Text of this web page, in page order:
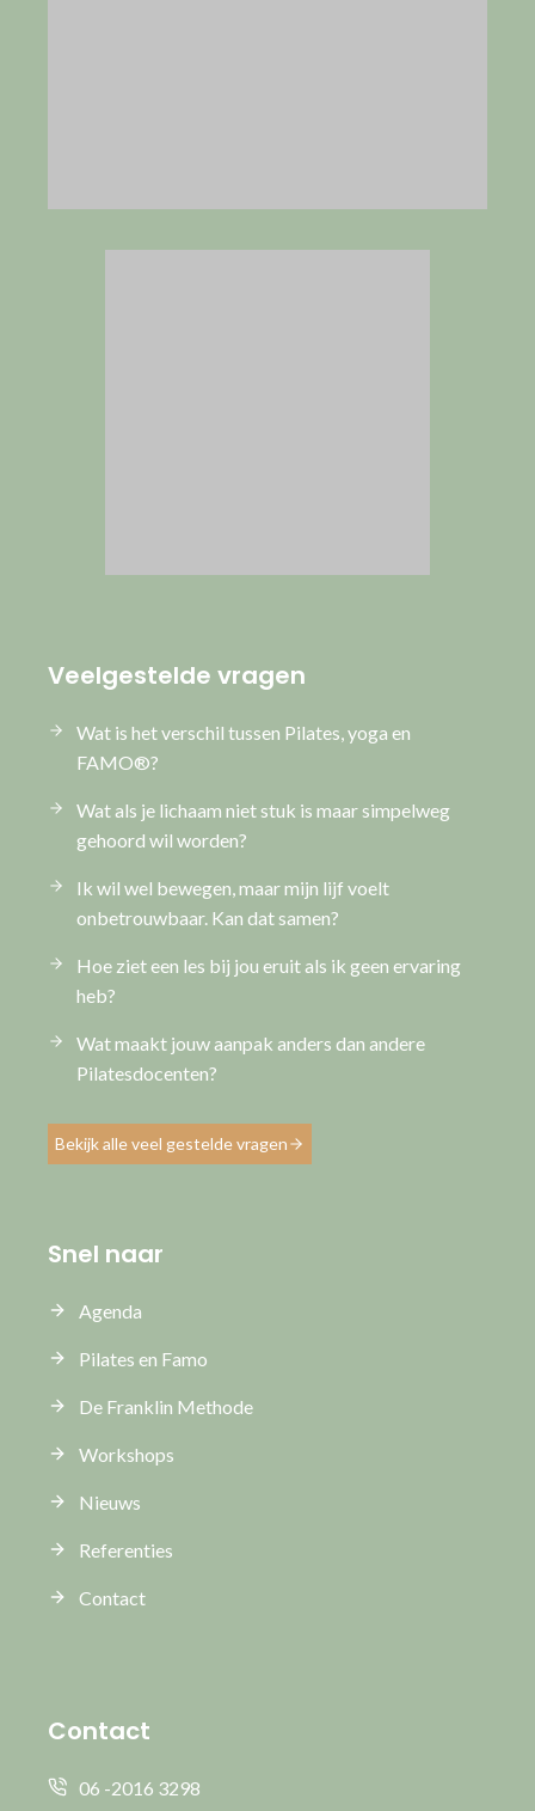
Veelgestelde vragen
Wat is het verschil tussen Pilates, yoga en
FAMO®?
Wat als je lichaam niet stuk is maar simpelweg
gehoord wil worden?
Ik wil wel bewegen, maar mijn lijf voelt
onbetrouwbaar. Kan dat samen?
Hoe ziet een les bij jou eruit als ik geen ervaring
heb?
Wat maakt jouw aanpak anders dan andere
Pilatesdocenten?
Bekijk alle veel gestelde vragen
Snel naar
Agenda
Pilates en Famo
De Franklin Methode
Workshops
Nieuws
Referenties
Contact
Contact
06 -2016 3298